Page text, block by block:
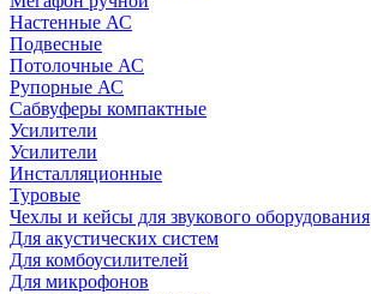
Настенные АС
Подвесные
Потолочные АС
Рупорные АС
Сабвуферы компактные
Усилители
Усилители
Инсталляционные
Туровые
Чехлы и кейсы для звукового оборудования
Для акустических систем
Для комбоусилителей
Для микрофонов